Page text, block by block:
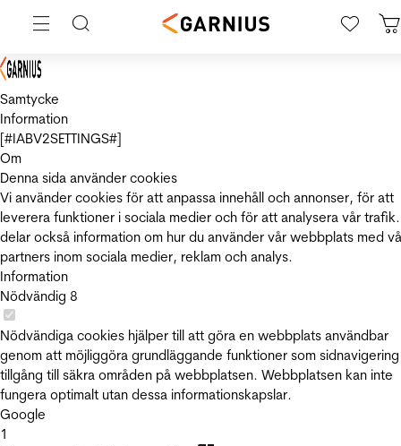
Samtycke
Information
[#IABV2SETTINGS#]
Om
Denna sida använder cookies
Vi använder cookies för att anpassa innehåll och annonser, för att
leverera funktioner i sociala medier och för att analysera vår
delar också information om hur du använder vår webbplats med
partners inom sociala medier, reklam och analys.
Information
Nödvändig 8
Nödvändiga cookies hjälper till att göra en webbplats användbar
genom att möjliggöra grundläggande funktioner som
tillgång till säkra områden på webbplatsen. Webbplatsen kan inte
fungera optimalt utan dessa informationskapslar.
Google
1